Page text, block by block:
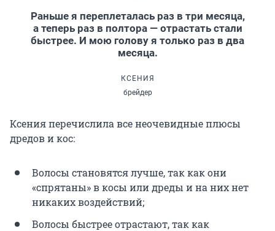
Раньше я переплеталась раз в три месяца,
а теперь раз в полтора — отрастать стали
быстрее. И мою голову я только раз в два
месяца.
КСЕНИЯ
брейдер
Ксения перечислила все неочевидные плюсы
дредов и кос:
Волосы становятся лучше, так как они
«спрятаны» в косы или дреды и на них нет
никаких воздействий;
Волосы быстрее отрастают, так как